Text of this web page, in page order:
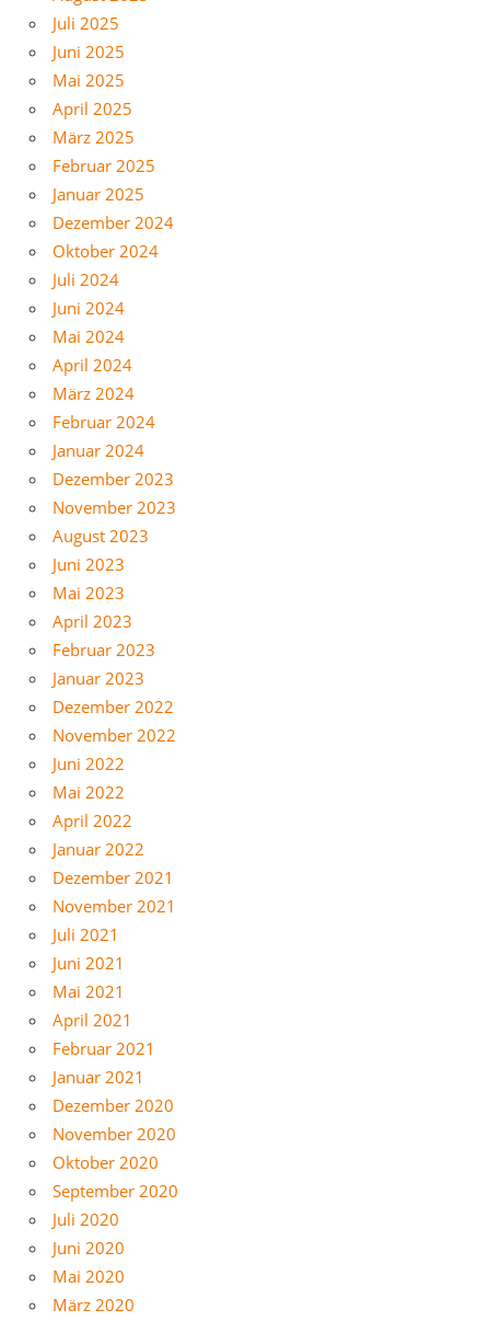
Juli 2025
Juni 2025
Mai 2025
April 2025
März 2025
Februar 2025
Januar 2025
Dezember 2024
Oktober 2024
Juli 2024
Juni 2024
Mai 2024
April 2024
März 2024
Februar 2024
Januar 2024
Dezember 2023
November 2023
August 2023
Juni 2023
Mai 2023
April 2023
Februar 2023
Januar 2023
Dezember 2022
November 2022
Juni 2022
Mai 2022
April 2022
Januar 2022
Dezember 2021
November 2021
Juli 2021
Juni 2021
Mai 2021
April 2021
Februar 2021
Januar 2021
Dezember 2020
November 2020
Oktober 2020
September 2020
Juli 2020
Juni 2020
Mai 2020
März 2020